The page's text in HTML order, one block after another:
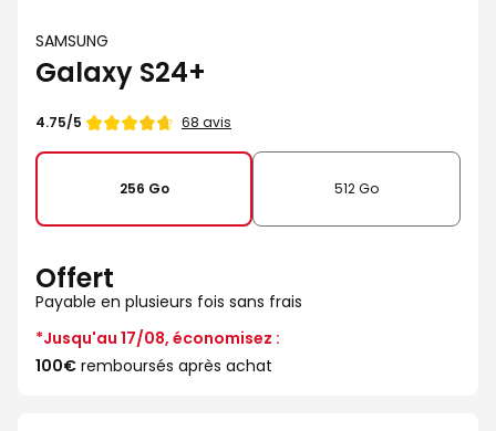
SAMSUNG
Galaxy S24+
Note
4.75/5 68 avis
256 Go 512 Go
Offert
Payable en plusieurs fois sans frais
*Jusqu'au 17/08, économisez :
100€ remboursés après achat